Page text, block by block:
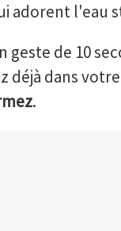
adorent l'eau
geste de 10
déjà dans
.